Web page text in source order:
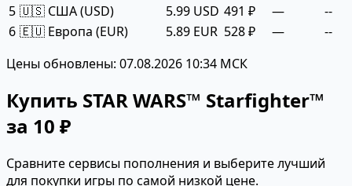
5 🇺🇸 США (USD) 5.99 USD 491 ₽ —
--
6 🇪🇺 Европа (EUR) 5.89 EUR 528 ₽ —
--
Цены обновлены: 07.08.2026 10:34 МСК
Купить STAR WARS™ Starfighter™
за 10 ₽
Сравните сервисы пополнения и выберите лучший
для покупки игры по самой низкой цене.